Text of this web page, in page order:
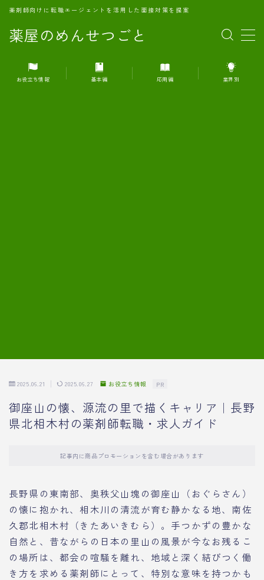
薬屋のめんせつごと
薬剤師向けに転職エージェントを活用した面接対策を提案
MENU
1.転職エージェントとは何か？
お役立ち情報 基本編 応用編 業界別
2025.06.21 2025.06.27 お役立ち情報 PR
御座山の懐、源流の里で描くキャリア｜長野
県北相木村の薬剤師転職・求人ガイド
記事内に商品プロモーションを含む場合があります
長野県の東南部、奥秩父山塊の御座山（おぐらさん）
の懐に抱かれ、相木川の清流が育む静かなる地、南佐
久郡北相木村（きたあいきむら）。手つかずの豊かな
自然と、昔ながらの日本の里山の風景が今なお残るこ
の場所は、都会の喧騒を離れ、地域と深く結びつく働
き方を求める薬剤師にとって、特別な意味を持つかも